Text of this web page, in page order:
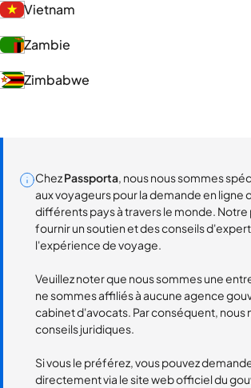
Vietnam
Zambie
Zimbabwe
ChezPassporta, nous nous sommes
aux voyageurs pour la demande en ligne
différents pays à travers le monde. Notre
fournir un soutien et des conseils
l'expérience de voyage.
Veuillez noter que nous sommes une
ne sommes affiliés à aucune agence
cabinet d'avocats. Par conséquent, nous
conseils juridiques.
Si vous le préférez, vous pouvez
directement via le site web officiel du